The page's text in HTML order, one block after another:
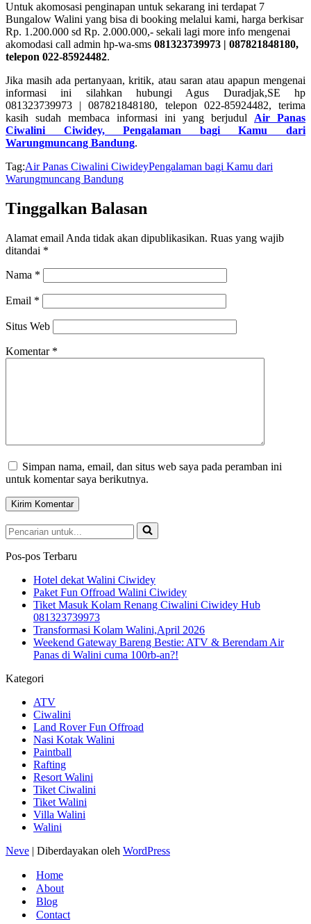
Untuk akomosasi penginapan untuk sekarang ini terdapat 7
Bungalow Walini yang bisa di booking melalui kami, harga berkisar
Rp. 1.200.000 sd Rp. 2.000.000,- sekali lagi more info mengenai
akomodasi call admin hp-wa-sms 081323739973 | 087821848180,
telepon 022-85924482.
Jika masih ada pertanyaan, kritik, atau saran atau apapun mengenai
informasi ini silahkan hubungi Agus Duradjak,SE hp
081323739973 | 087821848180, telepon 022-85924482, terima
kasih sudah membaca informasi ini yang berjudul Air Panas
Ciwalini Ciwidey, Pengalaman bagi Kamu dari
Warungmuncang Bandung.
Tag:Air Panas Ciwalini CiwideyPengalaman bagi Kamu dari
Warungmuncang Bandung
Tinggalkan Balasan
Alamat email Anda tidak akan dipublikasikan. Ruas yang wajib
ditandai *
Nama *
Email *
Situs Web
Komentar *
Simpan nama, email, dan situs web saya pada peramban ini
untuk komentar saya berikutnya.
Pencarian
untuk...
Pos-pos Terbaru
Hotel dekat Walini Ciwidey
Paket Fun Offroad Walini Ciwidey
Tiket Masuk Kolam Renang Ciwalini Ciwidey Hub
081323739973
Transformasi Kolam Walini,April 2026
Weekend Gateway Bareng Bestie: ATV & Berendam Air
Panas di Walini cuma 100rb-an?!
Kategori
ATV
Ciwalini
Land Rover Fun Offroad
Nasi Kotak Walini
Paintball
Rafting
Resort Walini
Tiket Ciwalini
Tiket Walini
Villa Walini
Walini
Neve | Diberdayakan oleh WordPress
Home
About
Blog
Contact